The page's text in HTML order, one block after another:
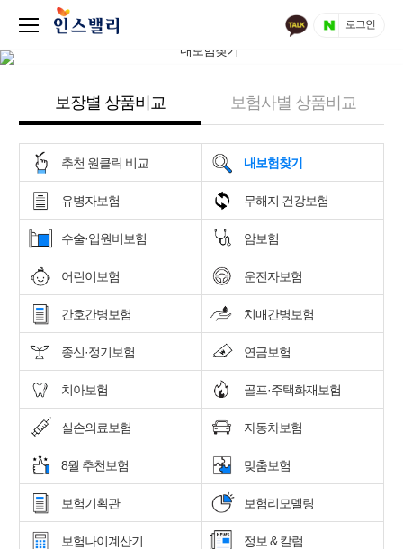
로그인
보장별 상품비교 보험사별 상품비교
추천 원클릭 비교 내보험찾기
유병자보험 무해지 건강보험
수술·입원비보험 암보험
어린이보험 운전자보험
간호간병보험 치매간병보험
종신·정기보험 연금보험
치아보험 골프·주택화재보험
실손의료보험 자동차보험
8월 추천보험 맞춤보험
보험기획관 보험리모델링
보험나이계산기 정보 & 칼럼